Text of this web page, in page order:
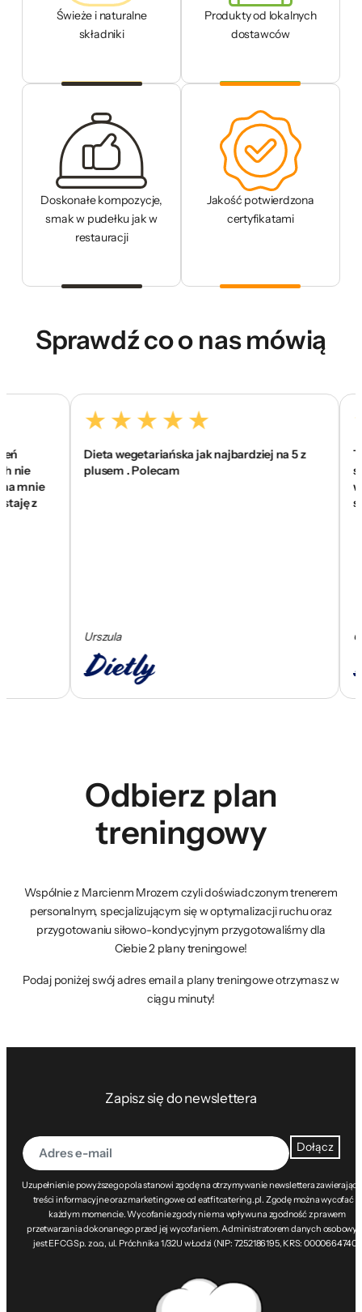
Świeże i naturalne
składniki
Produkty od lokalnych
dostawców
Doskonałe kompozycje,
smak w pudełku jak w
restauracji
Jakość potwierdzona
certyfikatami
Sprawdź co o nas mówią
z
Dieta wegetariańska jak najbardziej na 5 z
plusem . Polecam
Urszula
To
się
Odbierz plan
treningowy
Wspólnie z Marcienm Mrozem czyli doświadczonym trenerem
personalnym, specjalizującym się w optymalizacji ruchu oraz
przygotowaniu siłowo-kondycyjnym przygotowaliśmy dla
Ciebie 2 plany treningowe!
Podaj poniżej swój adres email a plany treningowe otrzymasz w
ciągu minuty!
Zapisz się do newslettera
Uzupełnienie powyższego pola stanowi zgodę na otrzymywanie newslettera
treści informacyjne oraz marketingowe od eatfitcatering.pl. Zgodę można wycofać w
każdym momencie. Wycofanie zgody nie ma wpływu na zgodność z prawem
przetwarzania dokonanego przed jej wycofaniem. Administratorem danych
jest EFCG Sp. z o.o., ul. Próchnika 1/32U w Łodzi (NIP: 7252186195, KRS: 0000664740).
Dołącz